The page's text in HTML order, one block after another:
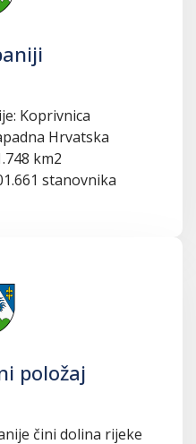
Koprivnica
Hrvatska
km2
stanovnika
položaj
čini dolina rijeke